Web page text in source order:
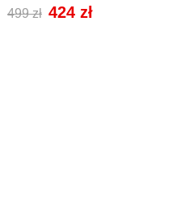
Cena
499 zł Cena
424 zł